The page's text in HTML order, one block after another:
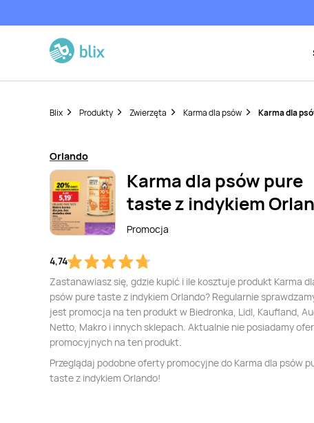
Blix Produkty Zwierzęta Karma dla psów Karma dla
Orlando
Karma dla psów pure
taste z indykiem
Promocja
4,74
Zastanawiasz się, gdzie kupić i ile kosztuje produkt Karma
psów pure taste z indykiem Orlando? Regularnie
jest promocja na ten produkt w Biedronka, Lidl, Kaufland,
Netto, Makro i innych sklepach. Aktualnie nie posiadamy
promocyjnych na ten produkt.
Przeglądaj podobne oferty promocyjne do Karma dla psów
taste z indykiem Orlando!